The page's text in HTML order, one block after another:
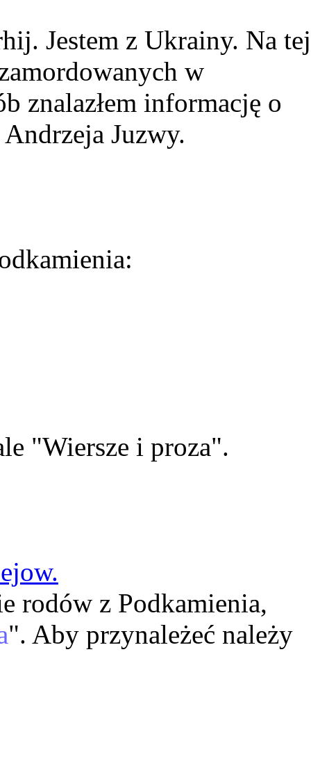
Jestem z Ukrainy. Na tej
w
znalazłem informację o
Juzwy.
"Wiersze i proza".
rodów z Podkamienia,
". Aby przynależeć należy